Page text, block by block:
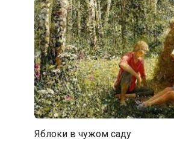
Яблоки в чужом саду